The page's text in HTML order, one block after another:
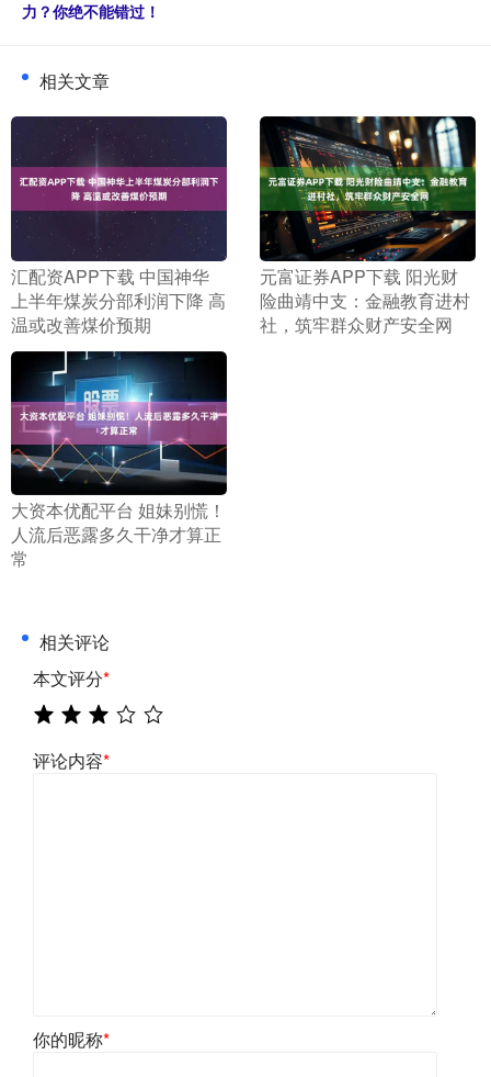
力？你绝不能错过！
相关文章
​汇配资APP下载 中国神华
上半年煤炭分部利润下降 高
温或改善煤价预期
​元富证券APP下载 阳光财
险曲靖中支：金融教育进村
社，筑牢群众财产安全网
​大资本优配平台 姐妹别慌！
人流后恶露多久干净才算正
常
相关评论
本文评分*
评论内容*
你的昵称*